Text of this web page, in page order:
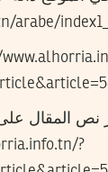
arabe/
?